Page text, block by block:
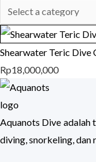
Shearwater Teric Dive
Rp18,000,000
Aquanots Dive adalah
diving, snorkeling,